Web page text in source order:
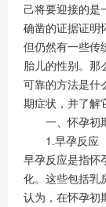
己将要迎接的是
确凿的证据证明
但仍然有一些传
胎儿的性别。那
可靠的方法是什
期症状，并了解
一、怀孕初
1.早孕反应
早孕反应是指怀
化。这些包括乳
认为，在怀孕初